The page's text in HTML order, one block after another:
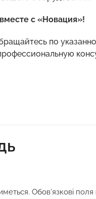
с «Новация»!
по
Обов’язкові поля